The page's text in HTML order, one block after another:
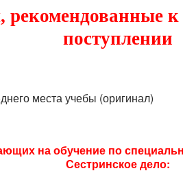
поступлении
места учебы (оригинал)
на обучение по
Сестринское дело: